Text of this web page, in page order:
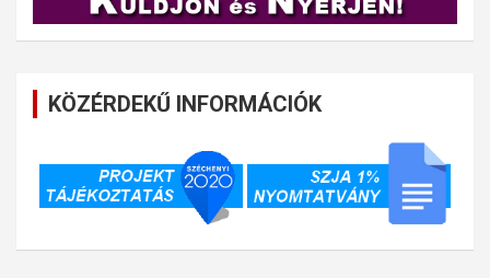
KÖZÉRDEKŰ INFORMÁCIÓK